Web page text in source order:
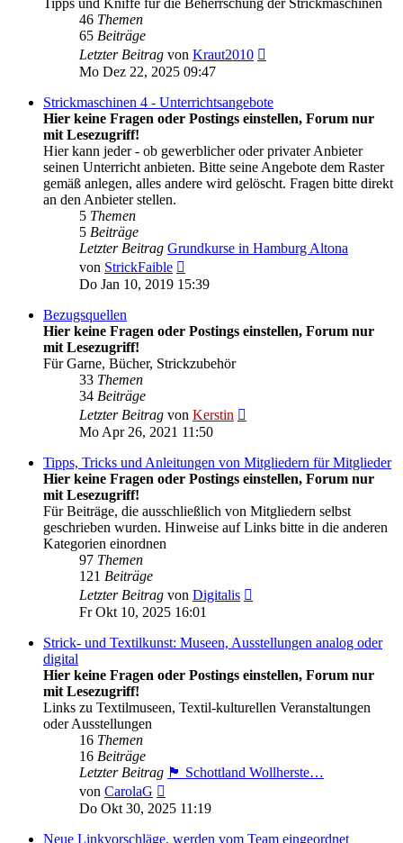
Tipps und Kniffe für die Beherrschung der Strickmaschinen
46 Themen
65 Beiträge
Letzter Beitrag von Kraut2010
Mo Dez 22, 2025 09:47
Strickmaschinen 4 - Unterrichtsangebote
Hier keine Fragen oder Postings einstellen, Forum nur
mit Lesezugriff!
Hier kann jeder - ob gewerblicher oder privater Anbieter
seinen Unterricht anbieten. Bitte seine Angebote dem Raster
gemäß anlegen, alles andere wird gelöscht. Fragen bitte direkt
an den Anbieter stellen.
5 Themen
5 Beiträge
Letzter Beitrag Grundkurse in Hamburg Altona
von StrickFaible
Beitrag
Do Jan 10, 2019 15:39
Bezugsquellen
Hier keine Fragen oder Postings einstellen, Forum nur
mit Lesezugriff!
Für Garne, Bücher, Strickzubehör
33 Themen
34 Beiträge
Letzter Beitrag von Kerstin
Mo Apr 26, 2021 11:50
Tipps, Tricks und Anleitungen von Mitgliedern für Mitglieder
Hier keine Fragen oder Postings einstellen, Forum nur
mit Lesezugriff!
Für Beiträge, die ausschließlich von Mitgliedern selbst
geschrieben wurden. Hinweise auf Links bitte in die anderen
Kategorien einordnen
97 Themen
121 Beiträge
Letzter Beitrag von Digitalis
Fr Okt 10, 2025 16:01
Strick- und Textilkunst: Museen, Ausstellungen analog oder
digital
Hier keine Fragen oder Postings einstellen, Forum nur
mit Lesezugriff!
Links zu Textilmuseen, Textil-kulturellen Veranstaltungen
oder Ausstellungen
16 Themen
16 Beiträge
Letzter Beitrag 🏴󠁧󠁢󠁳󠁣󠁴󠁿 Schottland Wollherste…
von CarolaG
Beitrag
Do Okt 30, 2025 11:19
Neue Linkvorschläge, werden vom Team eingeordnet